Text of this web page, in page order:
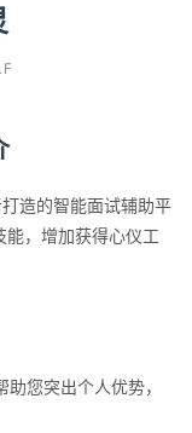
造的智能面试辅助平
能，增加获得心仪工
您突出个人优势，